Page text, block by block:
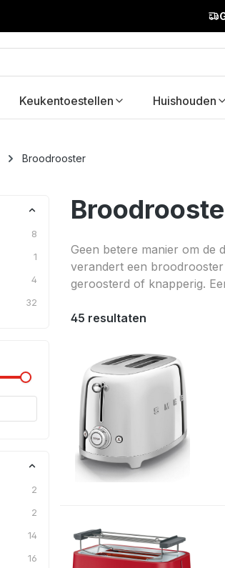
Keukentoestellen Huishouden
Broodrooster
8
1
4
32
2
2
14
16
Geen betere manier om de
verandert een
geroosterd of knapperig.
45 resultaten